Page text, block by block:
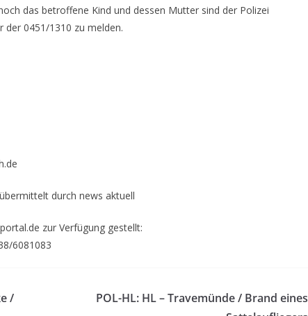
das betroffene Kind und dessen Mutter sind der Polizei
der 0451/1310 zu melden.
durch news aktuell
zur Verfügung gestellt:
6081083
/
POL-HL: HL – Travemünde / Brand eines